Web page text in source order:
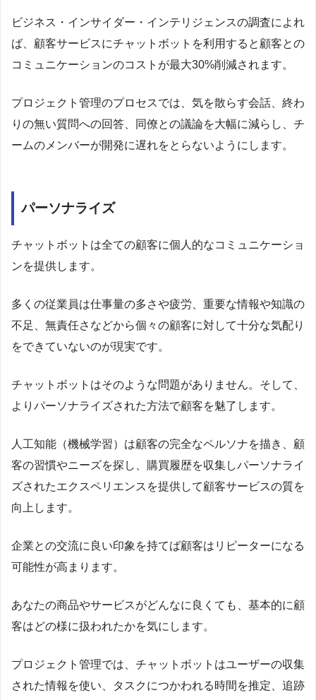
ビジネス・インサイダー・インテリジェンスの調査によれ
ば、顧客サービスにチャットボットを利用すると顧客との
コミュニケーションのコストが最大30%削減されます。
プロジェクト管理のプロセスでは、気を散らす会話、終わ
りの無い質問への回答、同僚との議論を大幅に減らし、チ
ームのメンバーが開発に遅れをとらないようにします。
パーソナライズ
チャットボットは全ての顧客に個人的なコミュニケーショ
ンを提供します。
多くの従業員は仕事量の多さや疲労、重要な情報や知識の
不足、無責任さなどから個々の顧客に対して十分な気配り
をできていないのが現実です。
チャットボットはそのような問題がありません。そして、
よりパーソナライズされた方法で顧客を魅了します。
人工知能（機械学習）は顧客の完全なペルソナを描き、顧
客の習慣やニーズを探し、購買履歴を収集しパーソナライ
ズされたエクスペリエンスを提供して顧客サービスの質を
向上します。
企業との交流に良い印象を持てば顧客はリピーターになる
可能性が高まります。
あなたの商品やサービスがどんなに良くても、基本的に顧
客はどの様に扱われたかを気にします。
プロジェクト管理では、チャットボットはユーザーの収集
された情報を使い、タスクにつかわれる時間を推定、追跡